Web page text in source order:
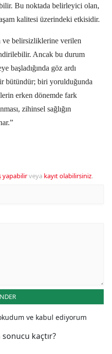
Bu noktada belirleyici olan,
kalitesi üzerindeki etkisidir.
ve belirsizliklerine verilen
Ancak bu durum
başladığında göz ardı
bütündür; biri yorulduğunda
erken dönemde fark
zihinsel sağlığın
yapabilirveya kayıt olabilirsiniz.
ve kabul ediyorum
kaçtır?